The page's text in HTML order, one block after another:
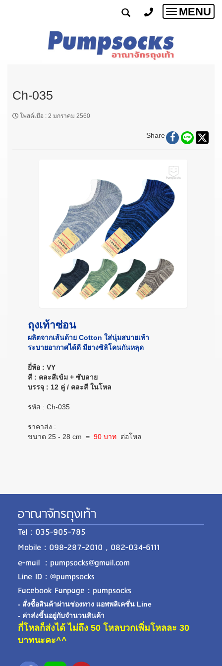
Toggle
MENU
Ch-035
โพสต์เมื่อ : 2 มกราคม 2560
Share
ถุงเท้าซ่อน
ผลิตจากเส้นด้าย Cotton ใส่นุ่มสบายเท้า
ระบายอากาศได้ดี มียางซิลิโคนกันหลุด
ยี่ห้อ : VY
สี : คละสีเข้ม + ซับลาย
บรรจุ : 12 คู่ / คละสี ในโหล
รหัส : Ch-035
ราคาส่ง :
ขนาด 25 - 28 cm = 90 บาท ต่อโหล
อาณาจักรถุงเท้า
Tel : 035-905-785
Mobile : 098-287-2010 , 082-034-6111
e-mail : pumpsocks@gmail.com
Line ID : @pumpsocks
Facebook Fanpage : pumpsocks
- สั่งซื้อสินค้าผ่านช่องทาง แอพพลิเคชั่น Line
- ค่าส่งขี้นอยู่กับจำนวนสินค้า
กี่โหลก็ส่งได้ ไม่ถึง 50 โหลบวกเพิ่มโหลละ 30
บาทนะคะ^^